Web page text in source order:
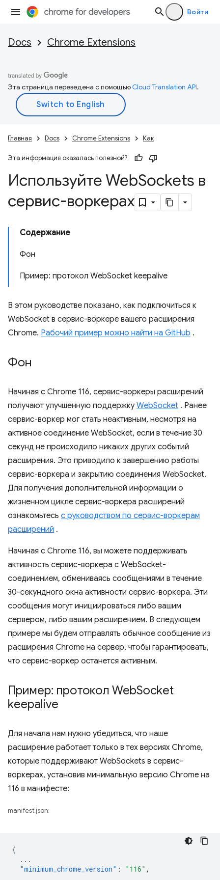
Войти
Docs Chrome Extensions
Эта страница переведена с помощьюCloud Translation API.
Главная Docs Chrome Extensions Как
Эта информация оказалась полезной?
Используйте WebSockets в
сервис-воркерах
Содержание
Фон
Пример: протокол WebSocket keepalive
В этом руководстве показано, как подключиться к
WebSocket в сервис-воркере вашего расширения
Chrome. Рабочий пример можно найти на GitHub .
Фон
Начиная с Chrome 116, сервис-воркеры расширений
получают улучшенную поддержку WebSocket . Ранее
сервис-воркер мог стать неактивным, несмотря на
активное соединение WebSocket, если в течение 30
секунд не происходило никаких других событий
расширения. Это приводило к завершению работы
сервис-воркера и закрытию соединения WebSocket.
Для получения дополнительной информации о
жизненном цикле сервис-воркера расширений
ознакомьтесь с руководством по сервис-воркерам
расширений .
Начиная с Chrome 116, вы можете поддерживать
активность сервис-воркера с WebSocket-
соединением, обмениваясь сообщениями в течение
30-секундного окна активности сервис-воркера. Эти
сообщения могут инициироваться либо вашим
сервером, либо вашим расширением. В следующем
примере мы будем отправлять обычное сообщение из
расширения Chrome на сервер, чтобы гарантировать,
что сервис-воркер останется активным.
Пример: протокол WebSocket
keepalive
Для начала нам нужно убедиться, что наше
расширение работает только в тех версиях Chrome,
которые поддерживают WebSockets в сервис-
воркерах, установив минимальную версию Chrome на
116 в манифесте:
manifest.json:
{
...
"minimum_chrome_version" : "116" ,